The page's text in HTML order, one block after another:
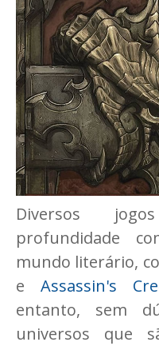
Diversos
profundidade
mundo literário,
e Assassin's
entanto, sem
universos que